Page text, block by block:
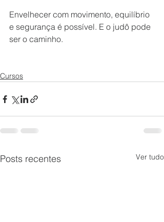
Envelhecer com movimento, equilíbrio
e segurança é possível. E o judô pode
ser o caminho.
Cursos
Posts recentes Ver tudo